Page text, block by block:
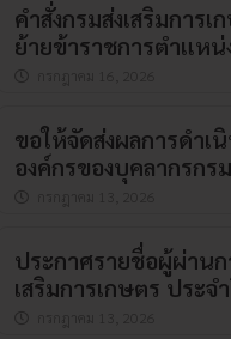
คำสั่งกรมส่งเสริมกา
ย้ายข้าราชการตำแห
ขอให้จัดส่งผลการดำ
องค์กรของบุคลากรกร
ประกาศรายชื่อผู้ผ่าน
เสริมการเกษตร ประ